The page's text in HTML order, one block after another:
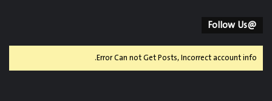
@Follow Us
Error Can not Get Posts, Incorrect account info.